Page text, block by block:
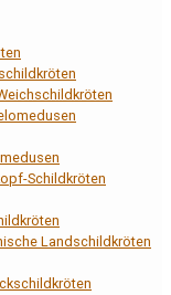
Schildkröten
Landschildkröten